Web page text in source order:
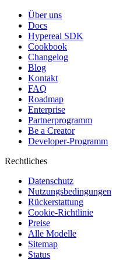
Über uns
Docs
Hypereal SDK
Cookbook
Changelog
Blog
Kontakt
FAQ
Roadmap
Enterprise
Partnerprogramm
Be a Creator
Developer-Programm
Rechtliches
Datenschutz
Nutzungsbedingungen
Rückerstattung
Cookie-Richtlinie
Preise
Alle Modelle
Sitemap
Status